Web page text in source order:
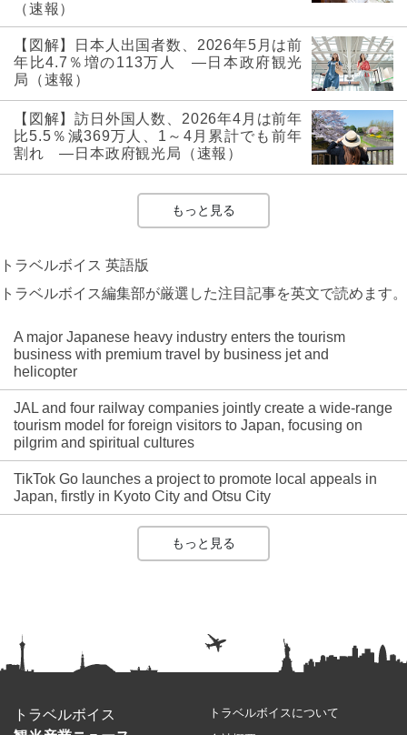
（速報）
【図解】日本人出国者数、2026年5月は前
年比4.7％増の113万人 ―日本政府観光
局（速報）
【図解】訪日外国人数、2026年4月は前年
比5.5％減369万人、1～4月累計でも前年
割れ ―日本政府観光局（速報）
もっと見る
トラベルボイス 英語版
トラベルボイス編集部が厳選した注目記事を英文で読めます。
A major Japanese heavy industry enters the tourism
business with premium travel by business jet and
helicopter
JAL and four railway companies jointly create a wide-range
tourism model for foreign visitors to Japan, focusing on
pilgrim and spiritual cultures
TikTok Go launches a project to promote local appeals in
Japan, firstly in Kyoto City and Otsu City
もっと見る
トラベルボイス
トラベルボイスについて